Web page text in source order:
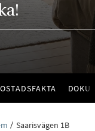
Saarisvägen 1B